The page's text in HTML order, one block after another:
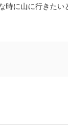
時に山に行きたい